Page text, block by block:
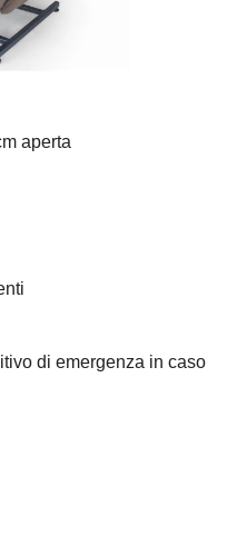
aperta
di emergenza in caso